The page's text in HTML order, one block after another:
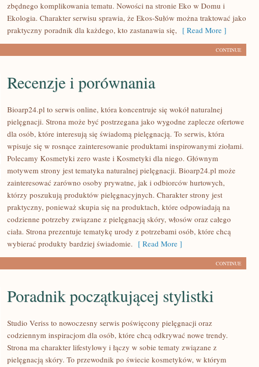
zbędnego komplikowania tematu. Nowości na stronie Eko w Domu i
Ekologia. Charakter serwisu sprawia, że Ekos-Sułów można traktować jako
praktyczny poradnik dla każdego, kto zastanawia się, [ Read More ]
CONTINUE
RECENZJE
PORÓWNANIA
Recenzje i porównania
Bioarp24.pl to serwis online, która koncentruje się wokół naturalnej
pielęgnacji. Strona może być postrzegana jako wygodne zaplecze ofertowe
dla osób, które interesują się świadomą pielęgnacją. To serwis, która
wpisuje się w rosnące zainteresowanie produktami inspirowanymi ziołami.
Polecamy Kosmetyki zero waste i Kosmetyki dla niego. Głównym
motywem strony jest tematyka naturalnej pielęgnacji. Bioarp24.pl może
zainteresować zarówno osoby prywatne, jak i odbiorców hurtowych,
którzy poszukują produktów pielęgnacyjnych. Charakter strony jest
praktyczny, ponieważ skupia się na produktach, które odpowiadają na
codzienne potrzeby związane z pielęgnacją skóry, włosów oraz całego
ciała. Strona prezentuje tematykę urody z potrzebami osób, które chcą
wybierać produkty bardziej świadomie. [ Read More ]
CONTINUE
Poradnik początkującej stylistki
Studio Veriss to nowoczesny serwis poświęcony pielęgnacji oraz
codziennym inspiracjom dla osób, które chcą odkrywać nowe trendy.
Strona ma charakter lifestylowy i łączy w sobie tematy związane z
pielęgnacją skóry. To przewodnik po świecie kosmetyków, w którym